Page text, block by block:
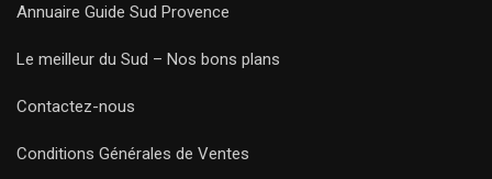
Annuaire Guide Sud Provence
Le meilleur du Sud – Nos bons plans
Contactez-nous
Conditions Générales de Ventes